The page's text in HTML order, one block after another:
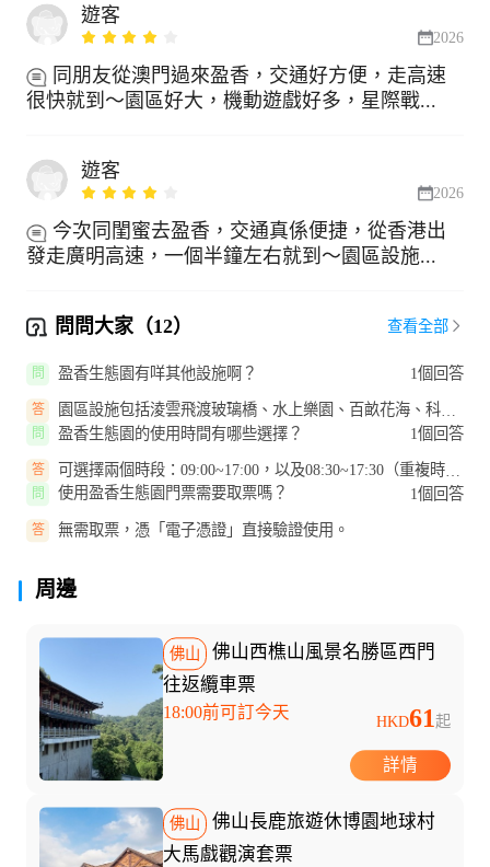
遊客
2026
同朋友從澳門過來盈香，交通好方便，走高速
很快就到～園區好大，機動遊戲好多，星際戰...
遊客
2026
今次同閨蜜去盈香，交通真係便捷，從香港出
發走廣明高速，一個半鐘左右就到～園區設施...
問問大家（12） 查看全部
問 盈香生態園有咩其他設施啊？ 1個回答
答
園區設施包括淩雲飛渡玻璃橋、水上樂園、百畝花海、科普
王國、開心農場、尖叫歡樂世界...
問 盈香生態園的使用時間有哪些選擇？ 1個回答
答
可選擇兩個時段：09:00~17:00，以及08:30~17:30（重複時段
僅列一次）。
問 使用盈香生態園門票需要取票嗎？ 1個回答
答 無需取票，憑「電子憑證」直接驗證使用。
周邊
佛山
佛山西樵山風景名勝區西門
往返纜車票
18:00前可訂今天 HKD61起
詳情
佛山
佛山長鹿旅遊休博園地球村
大馬戲觀演套票